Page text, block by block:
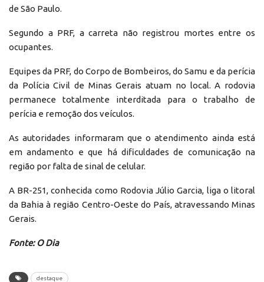
de São Paulo.
Segundo a PRF, a carreta não registrou mortes entre os
ocupantes.
Equipes da PRF, do Corpo de Bombeiros, do Samu e da perícia
da Polícia Civil de Minas Gerais atuam no local. A rodovia
permanece totalmente interditada para o trabalho de
perícia e remoção dos veículos.
As autoridades informaram que o atendimento ainda está
em andamento e que há dificuldades de comunicação na
região por falta de sinal de celular.
A BR-251, conhecida como Rodovia Júlio Garcia, liga o litoral
da Bahia à região Centro-Oeste do País, atravessando Minas
Gerais.
Fonte: O Dia
destaque